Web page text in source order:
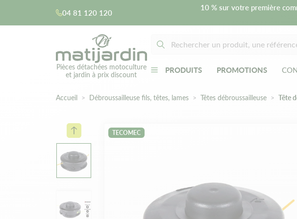
04 81 120 120
10 % sur votre première
Pièces détachées motoculture
et jardin à prix discount
PRODUITS PROMOTIONS
Accueil Débroussailleuse fils, têtes, lames Têtes débroussailleuse Tête
TECOMEC